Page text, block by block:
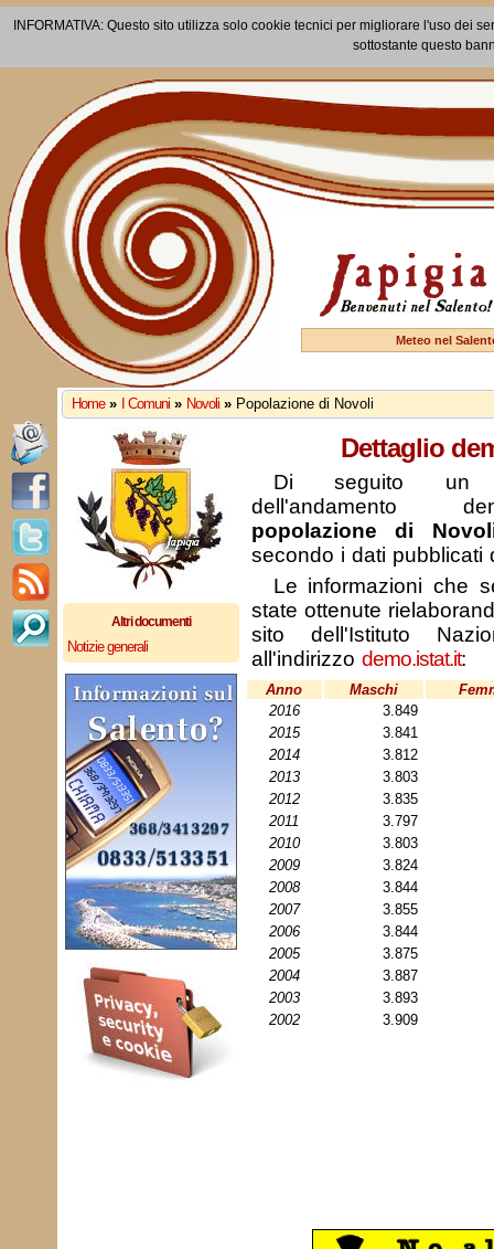
INFORMATIVA: Questo sito utilizza solo cookie tecnici per migliorare l'uso dei
sottostante questo
Meteo nel
Home » I Comuni » Novoli » Popolazione di Novoli
Altri documenti
Notizie generali
Dettaglio
Di seguito un
dell'andamento
popolazione di
secondo i dati pubblicati
Le informazioni che
state ottenute
sito dell'Istituto
all'indirizzo demo.istat.it:
Anno Maschi
2016
3.849
2015
3.841
2014
3.812
2013
3.803
2012
3.835
2011
3.797
2010
3.803
2009
3.824
2008
3.844
2007
3.855
2006
3.844
2005
3.875
2004
3.887
2003
3.893
2002
3.909